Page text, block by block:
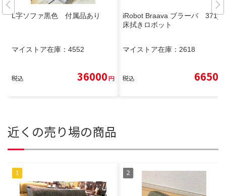
L字ソファ黒色 付属品あり
マイストア在庫： 4552
税込 36000円
iRobot Braava ブラーバ 371j
床拭きロボット
マイストア在庫： 2618
税込 6650
近くの売り場の商品